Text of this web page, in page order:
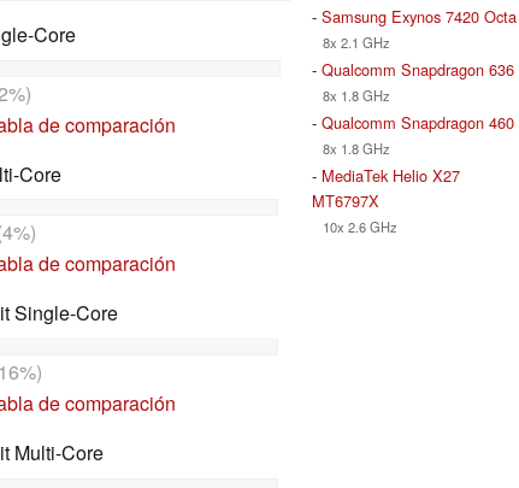
Core
de comparación
Core
de comparación
Single-Core
de comparación
Multi-Core
- Samsung Exynos 7420 Octa
8x 2.1 GHz
- Qualcomm Snapdragon 636
8x 1.8 GHz
- Qualcomm Snapdragon 460
8x 1.8 GHz
- MediaTek Helio X27
MT6797X
10x 2.6 GHz